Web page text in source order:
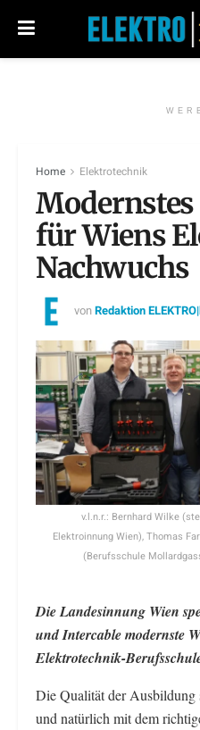
Home Elektrotechnik
für Wiens
Nachwuchs
vonRedaktion
v.l.n.r.: Bernhard Wilke
Elektroinnung Wien), Thomas
(Berufsschule
Die Landesinnung Wien
und Intercable modernste
Elektrotechnik-
Die Qualität der Ausbildung
und natürlich mit dem